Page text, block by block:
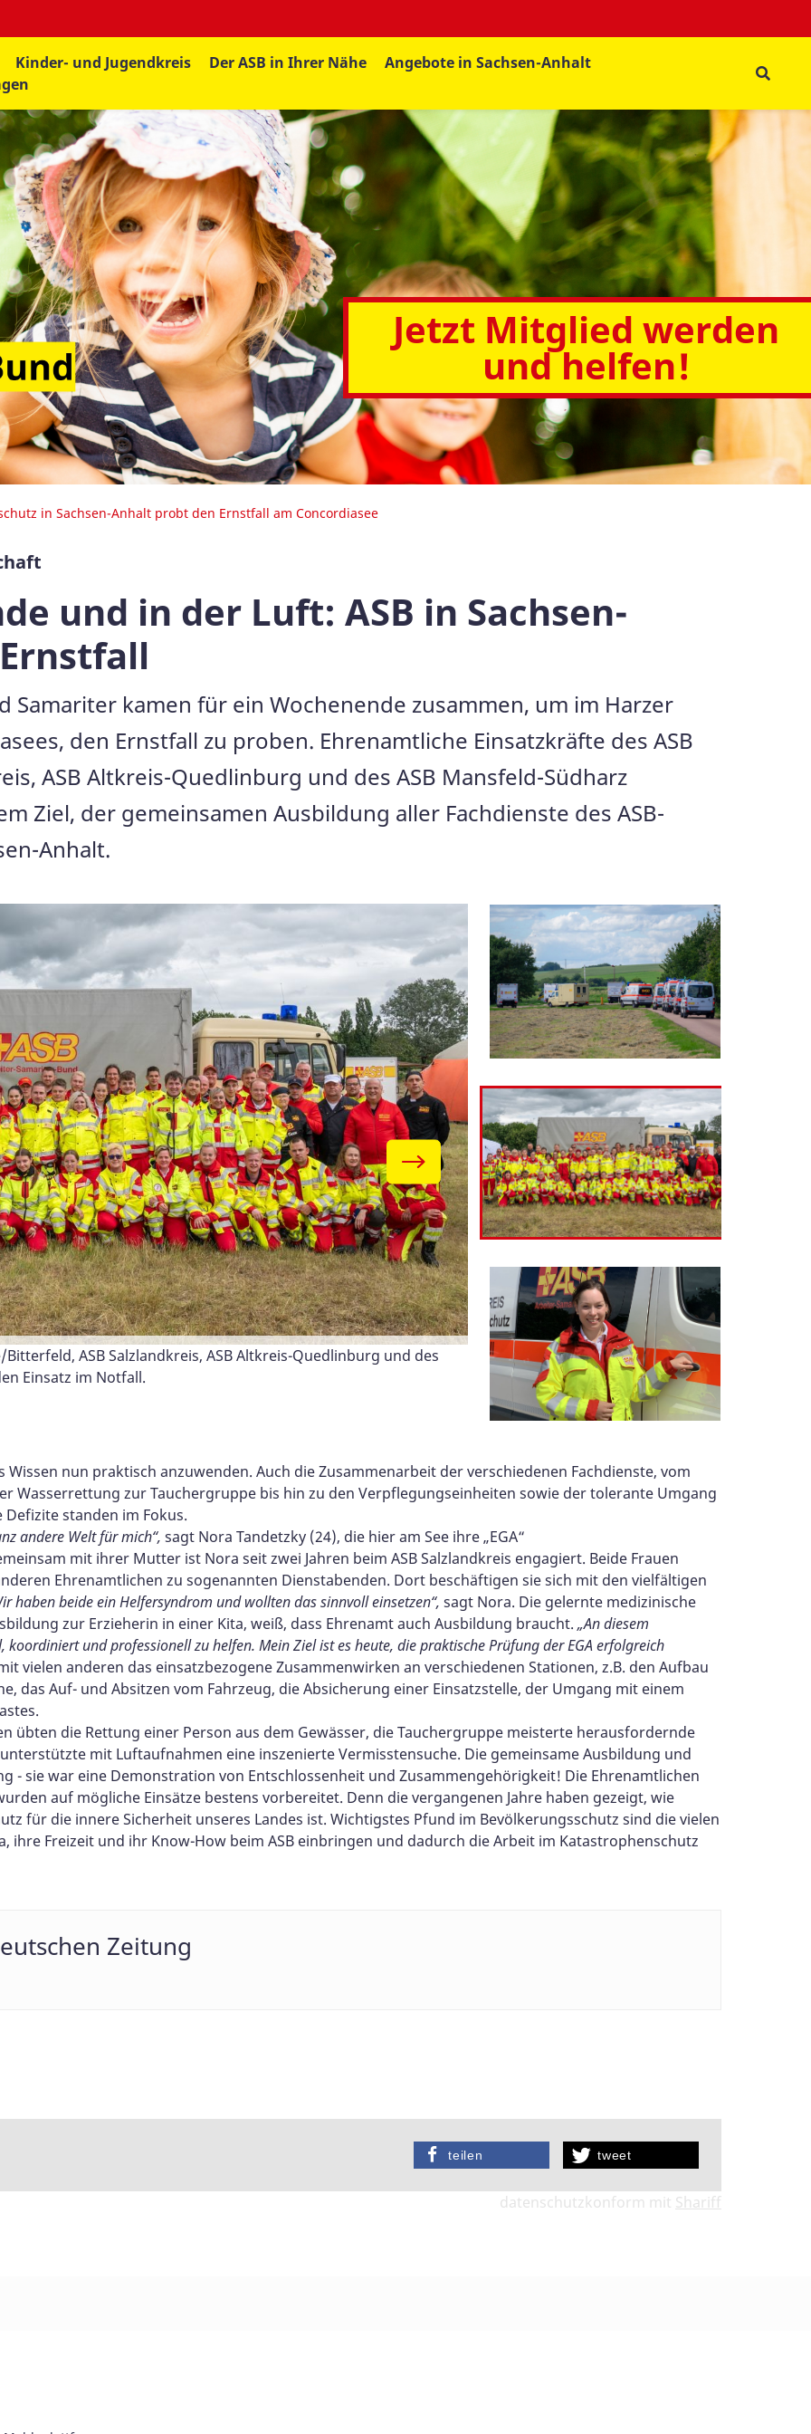
Kinder- und Jugendkreis Der ASB in Ihrer Nähe
Angebote in Sachsen-Anhalt
Jetzt Mitglied werden
und helfen!
in Sachsen-Anhalt probt den Ernstfall am Concordiasee
und in der Luft: ASB in Sachsen-
Samariter kamen für ein Wochenende zusammen, um im Harzer
den Ernstfall zu proben. Ehrenamtliche Einsatzkräfte des ASB
ASB Altkreis-Quedlinburg und des ASB Mansfeld-Südharz
Ziel, der gemeinsamen Ausbildung aller Fachdienste des ASB-
Anhalt.
ASB Salzlandkreis, ASB Altkreis-Quedlinburg und des
Einsatz im Notfall.
ganz andere Welt für mich“, sagt Nora Tandetzky (24), die
absolviert.
Lichtmastbau, Stromaggregat und allgemeines zum
übten die Rettung einer Person aus dem Gewässer, die
unter Wasser und das Drohnenteam unterstützte mit
des ASB Salzlandkreis. Die große Frage:
in diesem Jahr mehr als nur Training - sie war eine
Team sind. Auch das Team vom Versorgungszug.
Heute" für den gelungenen TV-Beitrag zum
Anhalt.
andere Verkehrsteilnehmer sind Fahrzeuge in einer
Fahrzeug einer Kolonne wird durch eine grüne Fahne
“Kolonne voraus” gekennzeichnet.
im Gespräch mit dem Landesvorsitzenden Matthias
Henke.
Nun werden die EGA-Zertifikate von den Verantwortlichen
Gleicher Ort! Gleiche Stelle!
nun praktisch anzuwenden. Auch die Zusammenarbeit der verschiedenen Fachdienste, vom
Wasserrettung zur Tauchergruppe bis hin zu den Verpflegungseinheiten sowie der tolerante Umgang
standen im Fokus.
andere Welt für mich“, sagt Nora Tandetzky (24), die hier am See ihre „EGA“
mit ihrer Mutter ist Nora seit zwei Jahren beim ASB Salzlandkreis engagiert. Beide Frauen
Ehrenamtlichen zu sogenannten Dienstabenden. Dort beschäftigen sie sich mit den vielfältigen
haben beide ein Helfersyndrom und wollten das sinnvoll einsetzen“, sagt Nora. Die gelernte medizinische
zur Erzieherin in einer Kita, weiß, dass Ehrenamt auch Ausbildung braucht. „An diesem
und professionell zu helfen. Mein Ziel ist es heute, die praktische Prüfung der EGA erfolgreich
vielen anderen das einsatzbezogene Zusammenwirken an verschiedenen Stationen, z.B. den Aufbau
das Auf- und Absitzen vom Fahrzeug, die Absicherung einer Einsatzstelle, der Umgang mit einem
übten die Rettung einer Person aus dem Gewässer, die Tauchergruppe meisterte herausfordernde
mit Luftaufnahmen eine inszenierte Vermisstensuche. Die gemeinsame Ausbildung und
- sie war eine Demonstration von Entschlossenheit und Zusammengehörigkeit! Die Ehrenamtlichen
auf mögliche Einsätze bestens vorbereitet. Denn die vergangenen Jahre haben gezeigt, wie
für die innere Sicherheit unseres Landes ist. Wichtigstes Pfund im Bevölkerungsschutz sind die vielen
ihre Freizeit und ihr Know-How beim ASB einbringen und dadurch die Arbeit im Katastrophenschutz
Zeitung
tweet
teilen
datenschutzkonform mit Shariff